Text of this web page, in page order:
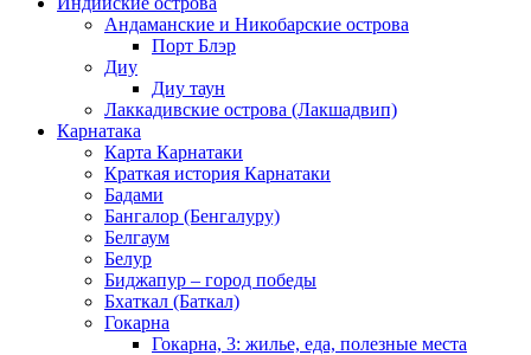
Андаманские и Никобарские острова
Порт Блэр
Диу
Диу таун
Лаккадивские острова (Лакшадвип)
Карнатака
Карта Карнатаки
Краткая история Карнатаки
Бадами
Бангалор (Бенгалуру)
Белгаум
Белур
Биджапур – город победы
Бхаткал (Баткал)
Гокарна
Гокарна, 3: жилье, еда, полезные места